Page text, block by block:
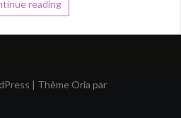
reading
| Thème Oria par